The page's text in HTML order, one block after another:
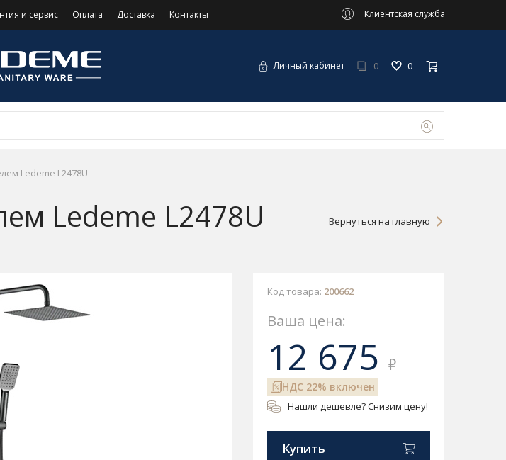
и сервис Оплата Доставка Контакты Клиентская служба
Личный кабинет 0 0
Ledeme L2478U
Ledeme L2478U Вернуться на главную
Код товара: 200662
Ваша цена:
12 675 ₽
НДС 22% включен
Нашли дешевле? Снизим цену!
Купить